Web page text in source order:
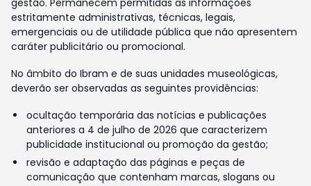
gestão. Permanecem permitidas as informações
estritamente administrativas, técnicas, legais,
emergenciais ou de utilidade pública que não apresentem
caráter publicitário ou promocional.
No âmbito do Ibram e de suas unidades museológicas,
deverão ser observadas as seguintes providências:
ocultação temporária das notícias e publicações
anteriores a 4 de julho de 2026 que caracterizem
publicidade institucional ou promoção da gestão;
revisão e adaptação das páginas e peças de
comunicação que contenham marcas, slogans ou